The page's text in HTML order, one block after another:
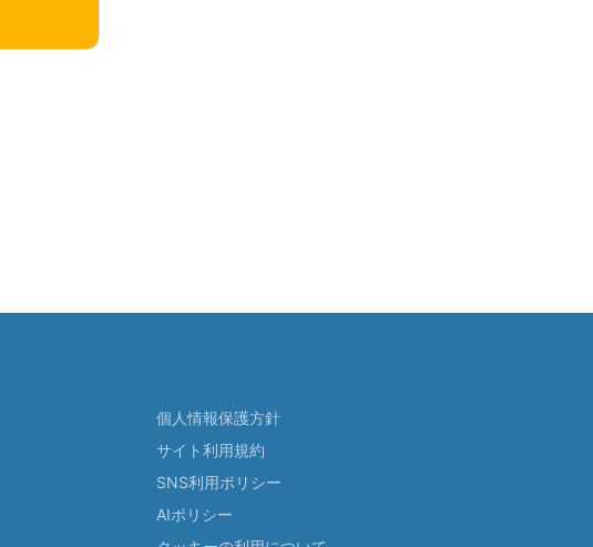
個人情報保護方針
サイト利用規約
SNS利用ポリシー
AIポリシー